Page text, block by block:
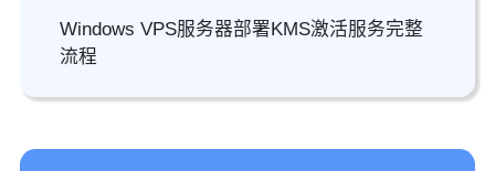
Windows VPS服务器部署KMS激活服务完整
流程